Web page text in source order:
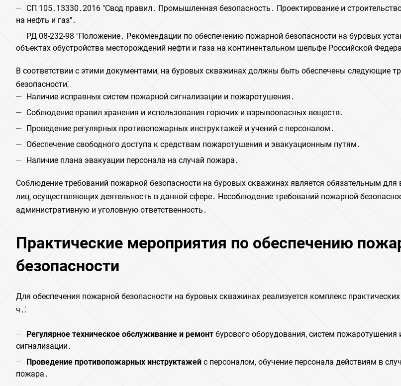
СП 105․13330․2016 "Свод правил․ Промышленная безопасность․ Проектирование и
на нефть и газ"․
РД 08-232-98 "Положение․ Рекомендации по обеспечению пожарной безопасности на буровых
объектах обустройства месторождений нефти и газа на континентальном шельфе Российской
В соответствии с этими документами‚ на буровых скважинах должны быть обеспечены следующие
безопасности⁚
Наличие исправных систем пожарной сигнализации и пожаротушения․
Соблюдение правил хранения и использования горючих и взрывоопасных веществ․
Проведение регулярных противопожарных инструктажей и учений с персоналом․
Обеспечение свободного доступа к средствам пожаротушения и эвакуационным путям․
Наличие плана эвакуации персонала на случай пожара․
Соблюдение требований пожарной безопасности на буровых скважинах является обязательным для
лиц‚ осуществляющих деятельность в данной сфере․ Несоблюдение требований пожарной
административную и уголовную ответственность․
Практические мероприятия по обеспечению
безопасности
Для обеспечения пожарной безопасности на буровых скважинах реализуется комплекс практических
ч․⁚
Регулярное техническое обслуживание и ремонт бурового оборудования‚ систем пожаротушения
сигнализации․
Проведение противопожарных инструктажей с персоналом‚ обучение персонала действиям в
пожара․